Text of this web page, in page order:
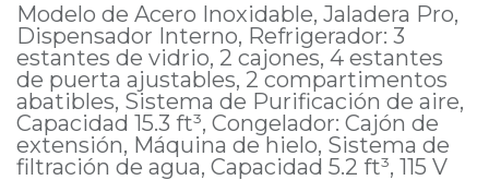
Modelo de Acero Inoxidable, Jaladera Pro,
Dispensador Interno, Refrigerador: 3
estantes de vidrio, 2 cajones, 4 estantes
de puerta ajustables, 2 compartimentos
abatibles, Sistema de Purificación de aire,
Capacidad 15.3 ft³, Congelador: Cajón de
extensión, Máquina de hielo, Sistema de
filtración de agua, Capacidad 5.2 ft³, 115 V